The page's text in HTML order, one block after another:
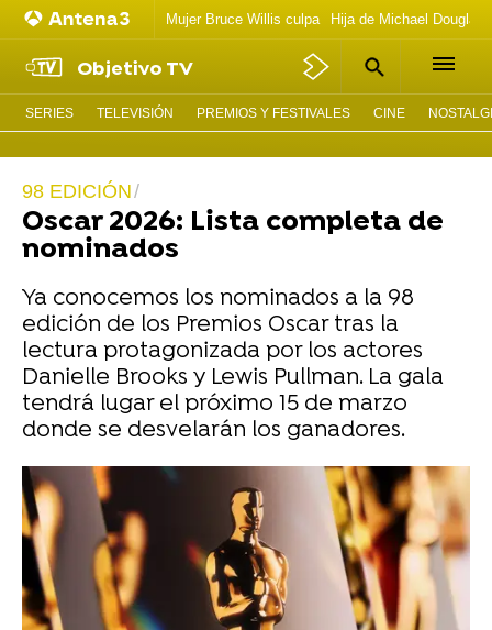
Mujer Bruce Willis culpa Hija de Michael Douglas
Objetivo TV
SERIES TELEVISIÓN PREMIOS Y FESTIVALES CINE
98 EDICIÓN
Oscar 2026: Lista completa de
nominados
Ya conocemos los nominados a la 98
edición de los Premios Oscar tras la
lectura protagonizada por los actores
Danielle Brooks y Lewis Pullman. La gala
tendrá lugar el próximo 15 de marzo
donde se desvelarán los ganadores.